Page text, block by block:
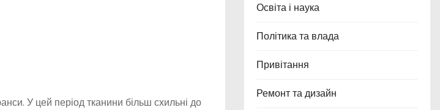
У цей період тканини більш схильні до
Освіта і наука
Політика та влада
Привітання
Ремонт та дизайн